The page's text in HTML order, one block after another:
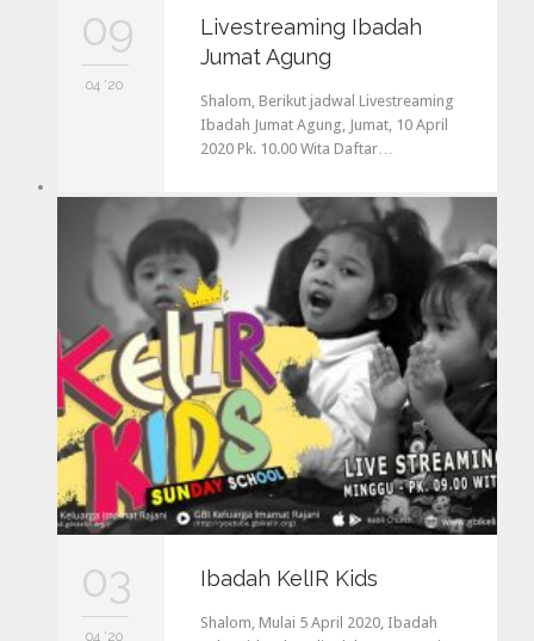
09
04 '20
Livestreaming Ibadah
Jumat Agung
Shalom, Berikut jadwal Livestreaming
Ibadah Jumat Agung, Jumat, 10 April
2020 Pk. 10.00 Wita Daftar…
03
04 '20
Ibadah KelIR Kids
Shalom, Mulai 5 April 2020, Ibadah